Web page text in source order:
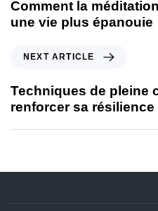
Comment la
une vie plus épanouie
NEXT ARTICLE
Techniques de pleine
renforcer sa résilience